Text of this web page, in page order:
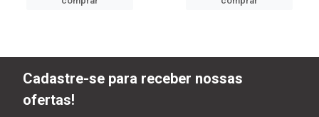
Cadastre-se para receber nossas
ofertas!